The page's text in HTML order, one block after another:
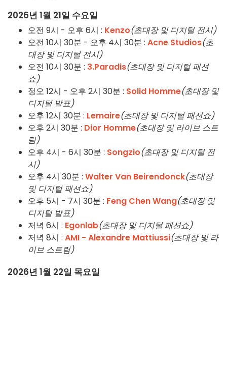
2026년 1월 21일 수요일
오전 9시 - 오후 6시 : Kenzo(초대장 및 디지털 전시)
오전 10시 30분 - 오후 4시 30분 : Acne Studios(초
대장 및 디지털 전시)
오전 10시 30분 : 3.Paradis(초대장 및 디지털 패션
쇼)
정오 12시 - 오후 2시 30분 : Solid Homme(초대장 및
디지털 발표)
오후 12시 30분 : Lemaire(초대장 및 디지털 패션쇼)
오후 2시 30분 : Dior Homme(초대장 및 라이브 스트
림)
오후 4시 - 6시 30분 : Songzio(초대장 및 디지털 전
시)
오후 4시 30분 : Walter Van Beirendonck(초대장
및 디지털 패션쇼)
오후 5시 - 7시 30분 : Feng Chen Wang(초대장 및
디지털 발표)
저녁 6시 : Egonlab(초대장 및 디지털 패션쇼)
저녁 8시 : AMI - Alexandre Mattiussi(초대장 및 라
이브 스트림)
2026년 1월 22일 목요일